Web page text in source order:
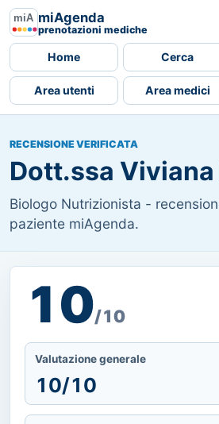
miAgenda
prenotazioni mediche
Home Cerca
Area utenti Area medici
RECENSIONE VERIFICATA
Dott.ssa Viviana
Biologo Nutrizionista -
paziente miAgenda.
10/10
Valutazione generale
10/10